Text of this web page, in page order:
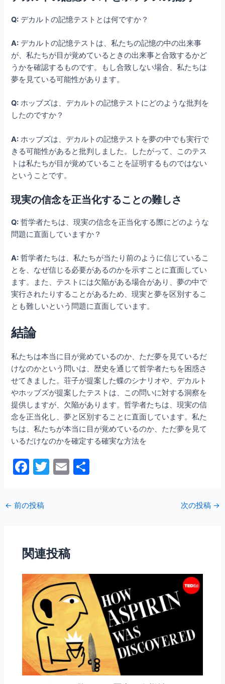
Q: デカルトの記憶テストとは何ですか？
A: デカルトの記憶テストは、私たちの記憶の中の出来事
が、私たちが目が覚めているときの出来事と合致するかど
うかを確認するものです。もし合致しない場合、私たちは
夢を見ている可能性があります。
Q: ホッブズは、デカルトの記憶テストにどのような批判を
したのですか？
A: ホッブズは、デカルトの記憶テストを夢の中でも実行で
きる可能性があると批判しました。したがって、このテス
トは私たちが目が覚めていることを証明するものではない
ということです。
現実の信念を正当化することの難しさ
Q: 哲学者たちは、現実の信念を正当化する際にどのような
問題に直面していますか？
A: 哲学者たちは、私たちが当たり前のように信じているこ
とを、なぜ信じる必要があるのかを示すことに直面してい
ます。また、テストには欠陥がある場合があり、夢の中で
実行されたりすることがあるため、現実と夢を区別するこ
とも難しいという問題に直面しています。
結論
私たちは本当に目が覚めているのか、ただ夢を見ているだ
けなのかという問いは、歴史を通じて哲学者たちを困惑さ
せてきました。荘子が提案した蝶のシナリオや、デカルト
やホッブズが提案したテストは、この問いに対する洞察を
提供しますが、欠陥があります。哲学者たちは、現実の信
念を正当化し、夢と区別することに直面しています。私た
ちは、私たちが本当に目が覚めているのか、ただ夢を見て
いるだけなのかを確定する確実な方法を
F
c
e
o
o
k
T
E
← 前の投稿 次の投稿 →
関連投稿